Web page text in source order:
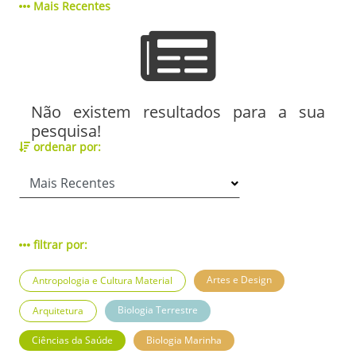
Mais Recentes
Não existem resultados para a sua
pesquisa!
ordenar por:
filtrar por:
Antropologia e Cultura Material Artes e Design
Arquitetura Biologia Terrestre
Ciências da Saúde Biologia Marinha